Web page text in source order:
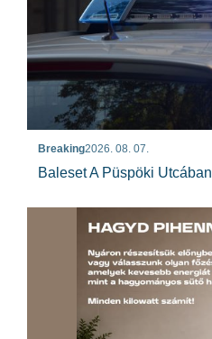
Breaking2026. 08. 07.
Baleset A Püspöki Utcában